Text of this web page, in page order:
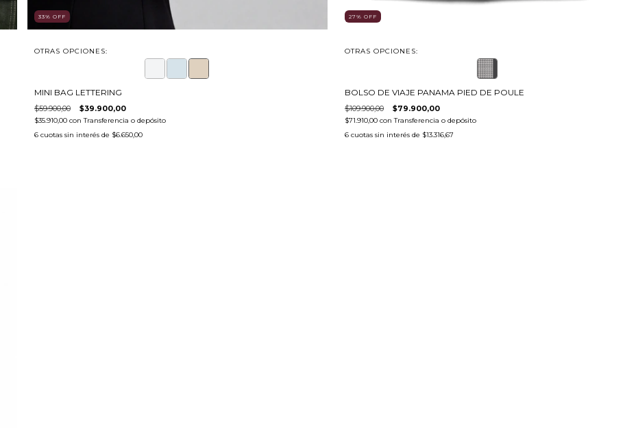
33% OFF
OTRAS OPCIONES:
MINI BAG LETTERING
$59.900,00 $39.900,00
$35.910,00 con Transferencia o depósito
6 cuotas sin interés de $6.650,00
27% OFF
OTRAS OPCIONES:
BOLSO DE VIAJE PANAMA PIED DE POULE
$109.900,00 $79.900,00
$71.910,00 con Transferencia o depósito
6 cuotas sin interés de $13.316,67